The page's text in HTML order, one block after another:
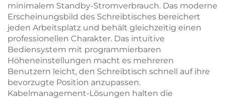
minimalem Standby-Stromverbrauch. Das moderne
Erscheinungsbild des Schreibtisches bereichert
jeden Arbeitsplatz und behält gleichzeitig einen
professionellen Charakter. Das intuitive
Bediensystem mit programmierbaren
Höheneinstellungen macht es mehreren
Benutzern leicht, den Schreibtisch schnell auf ihre
bevorzugte Position anzupassen.
Kabelmanagement-Lösungen halten die